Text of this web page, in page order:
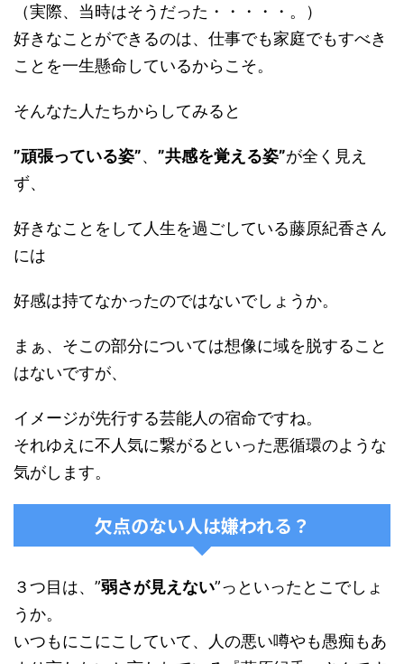
（実際、当時はそうだった・・・・・。）
好きなことができるのは、仕事でも家庭でもすべき
ことを一生懸命しているからこそ。
そんなた人たちからしてみると
”頑張っている姿”、 ”共感を覚える姿”が全く見え
ず、
好きなことをして人生を過ごしている藤原紀香さん
には
好感は持てなかったのではないでしょうか。
まぁ、そこの部分については想像に域を脱すること
はないですが、
イメージが先行する芸能人の宿命ですね。
それゆえに不人気に繋がるといった悪循環のような
気がします。
欠点のない人は嫌われる？
３つ目は、”弱さが見えない”っといったとこでしょ
うか。
いつもにこにこしていて、人の悪い噂やも愚痴もあ